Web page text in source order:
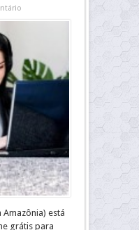
Amazônia) está
grátis para